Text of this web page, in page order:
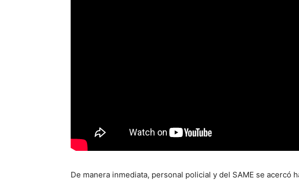
De manera inmediata, personal policial y del SAME se acercó